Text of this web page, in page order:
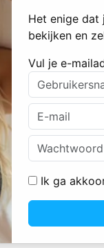
Het enige dat
bekijken en
Vul je e-
Ik ga